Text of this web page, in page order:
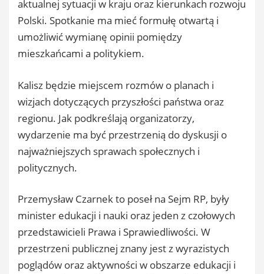
aktualnej sytuacji w kraju oraz kierunkach rozwoju
Polski. Spotkanie ma mieć formułę otwartą i
umożliwić wymianę opinii pomiędzy
mieszkańcami a politykiem.
Kalisz będzie miejscem rozmów o planach i
wizjach dotyczących przyszłości państwa oraz
regionu. Jak podkreślają organizatorzy,
wydarzenie ma być przestrzenią do dyskusji o
najważniejszych sprawach społecznych i
politycznych.
Przemysław Czarnek to poseł na Sejm RP, były
minister edukacji i nauki oraz jeden z czołowych
przedstawicieli Prawa i Sprawiedliwości. W
przestrzeni publicznej znany jest z wyrazistych
poglądów oraz aktywności w obszarze edukacji i